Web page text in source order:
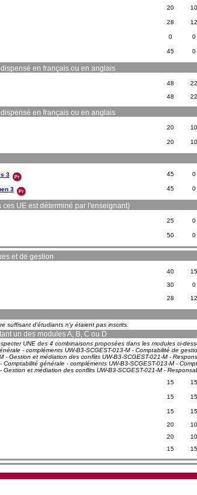
20 10
28 12
0 0
45 0
en français ou en anglais
48 22
48 22
en français ou en anglais
20 10
20 10
3 45 0
3 45 0
UE est déterminé par l'enseignant)
25 0
50 0
et de gestion
40 15
30 0
28 12
suffisant d'étudiants n'y étaient pas inscrits.
un des modules A, B, C ou D
UNE des 4 combinaisons proposées dans les modules ci-
- compléments UW-B3-SCGEST-013-M - Comptabilité de
Gestion et médiation des conflits UW-B3-SCGEST-021-M -
générale - compléments UW-B3-SCGEST-013-M -
et médiation des conflits UW-B3-SCGEST-021-M -
15 15
15 15
15 15
20 10
20 10
15 15